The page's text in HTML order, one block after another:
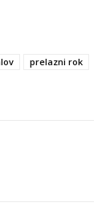
prelazni rok